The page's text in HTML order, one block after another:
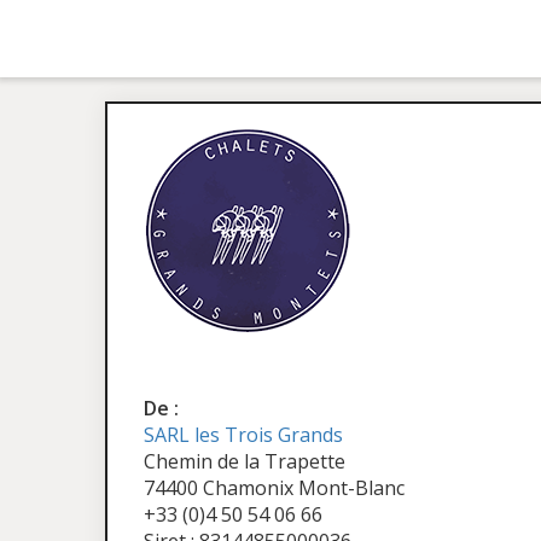
De :
SARL les Trois Grands
Chemin de la Trapette
74400 Chamonix Mont-Blanc
+33 (0)4 50 54 06 66